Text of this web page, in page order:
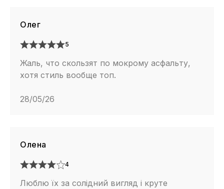
Олег
5
Жаль, что скользят по мокрому асфальту,
хотя стиль вообще топ.
28/05/26
Олена
4
Люблю їх за солідний вигляд і круте